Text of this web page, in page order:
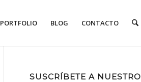
PORTFOLIO BLOG CONTACTO
SUSCRÍBETE A NUESTRO